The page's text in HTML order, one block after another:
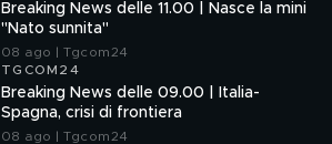
Breaking News delle 11.00 | Nasce la mini
"Nato sunnita"
08 ago | Tgcom24
TGCOM24
Breaking News delle 09.00 | Italia-
Spagna, crisi di frontiera
08 ago | Tgcom24